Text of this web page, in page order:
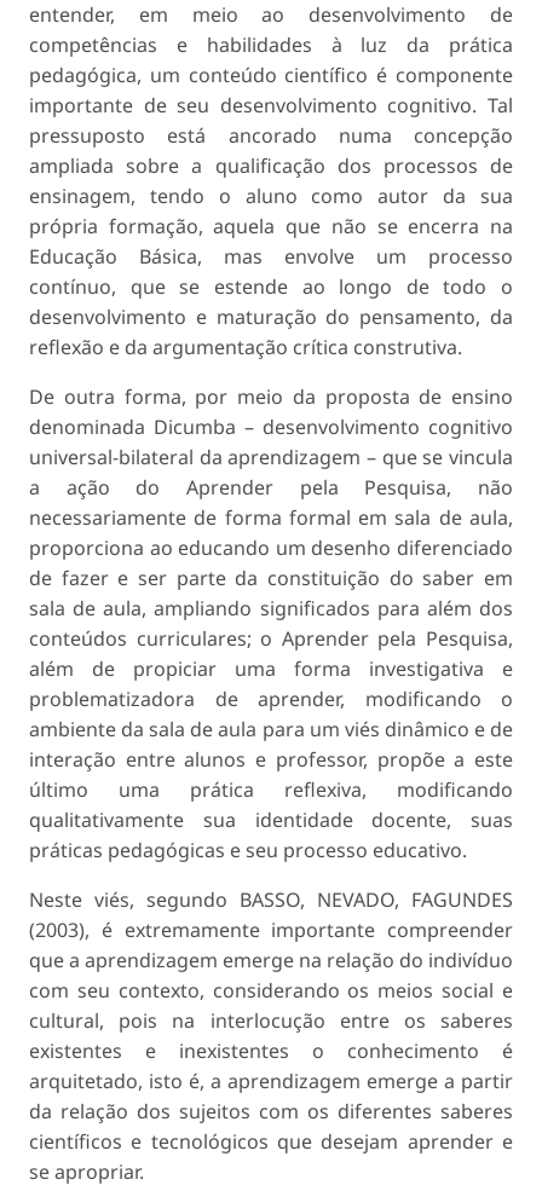
entender, em meio ao desenvolvimento de
competências e habilidades à luz da prática
pedagógica, um conteúdo científico é componente
importante de seu desenvolvimento cognitivo. Tal
pressuposto está ancorado numa concepção
ampliada sobre a qualificação dos processos de
ensinagem, tendo o aluno como autor da sua
própria formação, aquela que não se encerra na
Educação Básica, mas envolve um processo
contínuo, que se estende ao longo de todo o
desenvolvimento e maturação do pensamento, da
reflexão e da argumentação crítica construtiva.
De outra forma, por meio da proposta de ensino
denominada Dicumba – desenvolvimento cognitivo
universal-bilateral da aprendizagem – que se vincula
a ação do Aprender pela Pesquisa, não
necessariamente de forma formal em sala de aula,
proporciona ao educando um desenho diferenciado
de fazer e ser parte da constituição do saber em
sala de aula, ampliando significados para além dos
conteúdos curriculares; o Aprender pela Pesquisa,
além de propiciar uma forma investigativa e
problematizadora de aprender, modificando o
ambiente da sala de aula para um viés dinâmico e de
interação entre alunos e professor, propõe a este
último uma prática reflexiva, modificando
qualitativamente sua identidade docente, suas
práticas pedagógicas e seu processo educativo.
Neste viés, segundo BASSO, NEVADO, FAGUNDES
(2003), é extremamente importante compreender
que a aprendizagem emerge na relação do indivíduo
com seu contexto, considerando os meios social e
cultural, pois na interlocução entre os saberes
existentes e inexistentes o conhecimento é
arquitetado, isto é, a aprendizagem emerge a partir
da relação dos sujeitos com os diferentes saberes
científicos e tecnológicos que desejam aprender e
se apropriar.